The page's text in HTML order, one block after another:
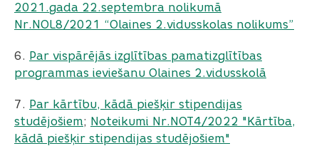
2021.gada 22.septembra nolikumā
Nr.NOL8/2021 “Olaines 2.vidusskolas nolikums”
6. Par vispārējās izglītības pamatizglītības
programmas ieviešanu Olaines 2.vidusskolā
7. Par kārtību, kādā piešķir stipendijas
studējošiem; Noteikumi Nr.NOT4/2022 "Kārtība,
kādā piešķir stipendijas studējošiem"